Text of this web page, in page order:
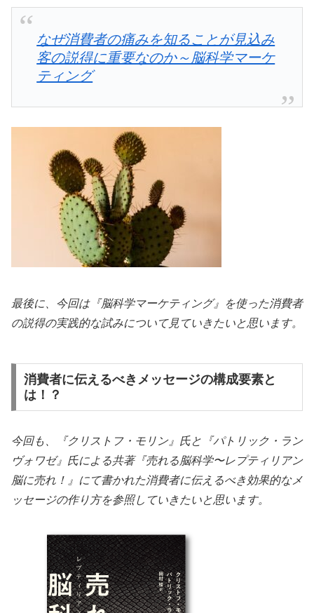
なぜ消費者の痛みを知ることが見込み
客の説得に重要なのか～脳科学マーケ
ティング
最後に、今回は『脳科学マーケティング』を使った消費者
の説得の実践的な試みについて見ていきたいと思います。
消費者に伝えるべきメッセージの構成要素と
は！？
今回も、『クリストフ・モリン』氏と『パトリック・ラン
ヴォワゼ』氏による共著『売れる脳科学〜レプティリアン
脳に売れ！』にて書かれた消費者に伝えるべき効果的なメ
ッセージの作り方を参照していきたいと思います。